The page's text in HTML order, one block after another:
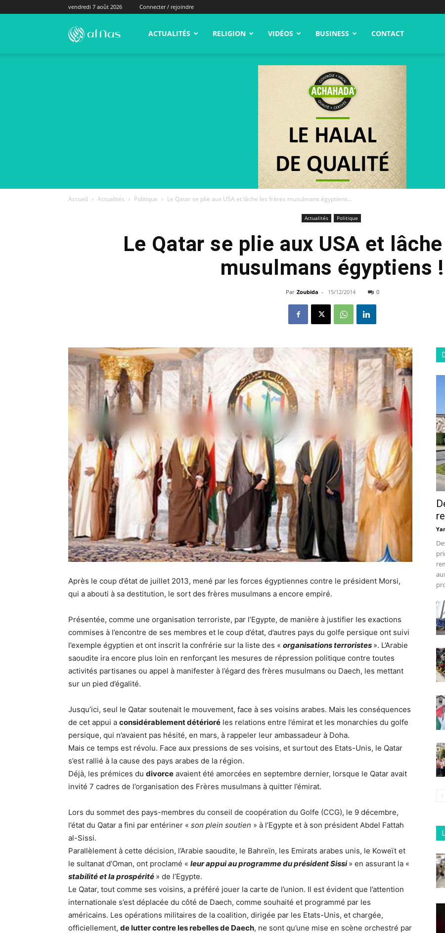
vendredi 7 août 2026 Connecter / rejoindre
alNas.fr ACTUALITÉS RELIGION VIDÉOS BUSINESS CONTACT
Accueil Actualités Politique Le Qatar se plie aux USA et lâche les frères musulmans égyptiens...
Actualités Politique
Le Qatar se plie aux USA et
musulmans égyptiens !
Par Zoubida - 15/12/2014 0
Après le coup d’état de juillet 2013, mené par les forces égyptiennes contre le président Morsi,
qui a abouti à sa destitution, le sort des frères musulmans a encore empiré.
Présentée, comme une organisation terroriste, par l’Egypte, de manière à justifier les exactions
commises à l’encontre de ses membres et le coup d’état, d’autres pays du golfe persique ont suivi
l’exemple égyptien et ont inscrit la confrérie sur la liste des « organisations terroristes ». L’Arabie
saoudite ira encore plus loin en renforçant les mesures de répression politique contre toutes
activités partisanes ou appel à manifester à l’égard des frères musulmans ou Daech, les mettant
sur un pied d’égalité.
Jusqu’ici, seul le Qatar soutenait le mouvement, face à ses voisins arabes. Mais les conséquences
de cet appui a considérablement détérioré les relations entre l’émirat et les monarchies du golfe
persique, qui n’avaient pas hésité, en mars, à rappeler leur ambassadeur à Doha.
Mais ce temps est révolu. Face aux pressions de ses voisins, et surtout des Etats-Unis, le Qatar
s’est rallié à la cause des pays arabes de la région.
Déjà, les prémices du divorce avaient été amorcées en septembre dernier, lorsque le Qatar avait
invité 7 cadres de l’organisation des Frères musulmans à quitter l’émirat.
Lors du sommet des pays-membres du conseil de coopération du Golfe (CCG), le 9 décembre,
l’état du Qatar a fini par entériner « son plein soutien » à l’Egypte et à son président Abdel Fattah
al-Sissi.
Parallèlement à cette décision, l’Arabie saoudite, le Bahreïn, les Emirats arabes unis, le Koweït et
le sultanat d’Oman, ont proclamé « leur appui au programme du président Sissi » en assurant la «
stabilité et la prospérité » de l’Egypte.
Le Qatar, tout comme ses voisins, a préféré jouer la carte de l’union. Il est évident que l’attention
internationale s’est déplacée du côté de Daech, comme souhaité et programmé par les
américains. Les opérations militaires de la coalition, dirigée par les Etats-Unis, et chargée,
officiellement, de lutter contre les rebelles de Daech, ne sont qu’une mise en scène orchestré par